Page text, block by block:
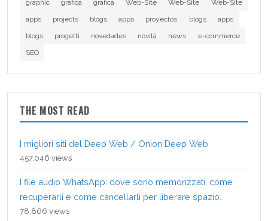
graphic grafica grafica Web-Site Web-Site
Web-Site
apps
projects blogs apps proyectos blogs
apps
blogs
progetti novedades novità news
e-commerce
SEO
THE MOST READ
I migliori siti del Deep Web / Onion Deep Web
457,046 views
I file audio WhatsApp: dove sono memorizzati, come
recuperarli e come cancellarli per liberare spazio.
78,866 views